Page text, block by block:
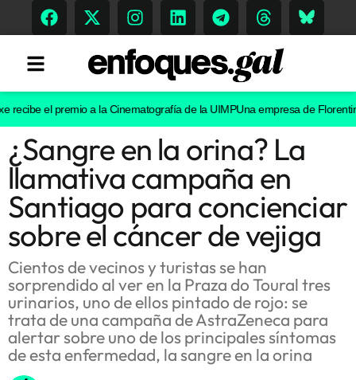
Tendencias
Memoria Histórica
Gastronomía
Escenarios
Sostenibilidad
el premio a la Cinematografía de la UIMPUna empresa de Florentino
¿Sangre en la orina? La
llamativa campaña en
Santiago para concienciar
sobre el cáncer de vejiga
Cientos de vecinos y turistas se han
sorprendido al ver en la Praza do Toural tres
urinarios, uno de ellos pintado de rojo: se
trata de una campaña de AstraZeneca para
alertar sobre uno de los principales síntomas
de esta enfermedad, la sangre en la orina